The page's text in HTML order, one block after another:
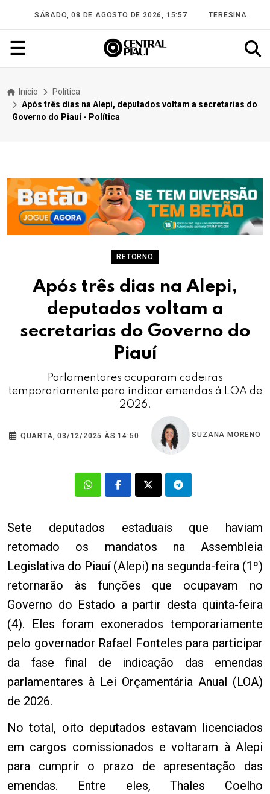
SÁBADO, 08 DE AGOSTO DE 2026, 15:57 TERESINA
☰
Início
Política
Após três dias na Alepi, deputados voltam a secretarias do
Governo do Piauí - Política
RETORNO
Após três dias na Alepi,
deputados voltam a
secretarias do Governo do
Piauí
Parlamentares ocuparam cadeiras
temporariamente para indicar emendas à LOA de
2026.
QUARTA, 03/12/2025 ÀS 14:50 SUZANA MORENO
Sete deputados estaduais que haviam
retomado os mandatos na Assembleia
Legislativa do Piauí (Alepi) na segunda-feira (1º)
retornarão às funções que ocupavam no
Governo do Estado a partir desta quinta-feira
(4). Eles foram exonerados temporariamente
pelo governador Rafael Fonteles para participar
da fase final de indicação das emendas
parlamentares à Lei Orçamentária Anual (LOA)
de 2026.
No total, oito deputados estavam licenciados
em cargos comissionados e voltaram à Alepi
para cumprir o prazo de apresentação das
emendas. Entre eles, Thales Coelho